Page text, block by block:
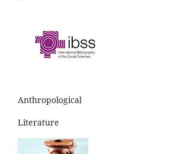
Anthropological
Literature